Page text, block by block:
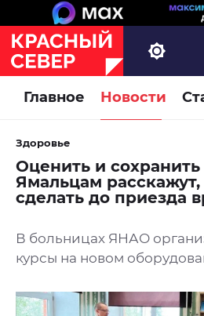
Главное Новости
Здоровье
Оценить и
Ямальцам
сделать до приезда
В больницах ЯНАО
курсы на новом